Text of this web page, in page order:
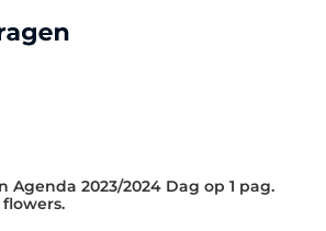
Agenda 2023/2024 Dag op 1 pag.
flowers.